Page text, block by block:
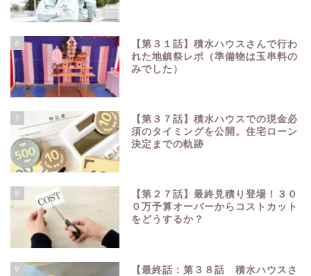
6
【第３１話】積水ハウスさんで行わ
れた地鎮祭レポ（準備物は玉串料の
みでした）
7
【第３７話】積水ハウスでの現金必
須のタイミングを公開。住宅ローン
決定までの軌跡
8
【第２７話】最終見積り登場！３０
０万予算オーバーからコストカット
をどうするか？
9
【最終話：第３８話 積水ハウスさ